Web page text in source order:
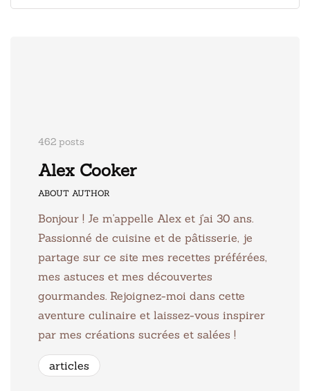
462 posts
Alex Cooker
ABOUT AUTHOR
Bonjour ! Je m'appelle Alex et j'ai 30 ans.
Passionné de cuisine et de pâtisserie, je
partage sur ce site mes recettes préférées,
mes astuces et mes découvertes
gourmandes. Rejoignez-moi dans cette
aventure culinaire et laissez-vous inspirer
par mes créations sucrées et salées !
articles